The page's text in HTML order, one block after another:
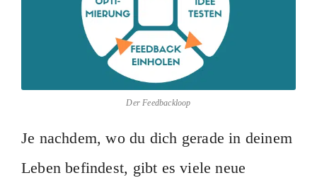
Der Feedbackloop
Je nachdem, wo du dich gerade in deinem
Leben befindest, gibt es viele neue